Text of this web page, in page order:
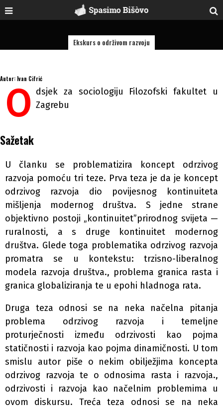
Ekskurs o održivom razvoju
Autor: Ivan Cifrić
O dsjek za sociologiju Filozofski fakultet u
Zagrebu
Sažetak
U članku se problematizira koncept odrzivog
razvoja pomoću tri teze. Prva teza je da je koncept
odrzivog razvoja dio povijesnog kontinuiteta
mišljenja modernog društva. S jedne strane
objektivno postoji „kontinuitet”prirodnog svijeta —
ruralnosti, a s druge kontinuitet modernog
društva. Glede toga problematika odrzivog razvoja
promatra se u kontekstu: trzisno-liberalnog
modela razvoja društva., problema granica rasta i
granica globaliziranja te u epohi hladnoga rata.
Druga teza odnosi se na neka načelna pitanja
problema odrzivog razvoja i temeljne
proturječnosti između odrzivosti kao pojma
statičnosti i razvoja kao pojma dinamičnosti. U tom
smislu autor piše o nekim obilježjima koncepta
odrzivog razvoja te o odnosima rasta i razvoja.,
odrzivosti i razvoja kao načelnim problemima u
ovom diskursu. Treća teza odnosi se na neka